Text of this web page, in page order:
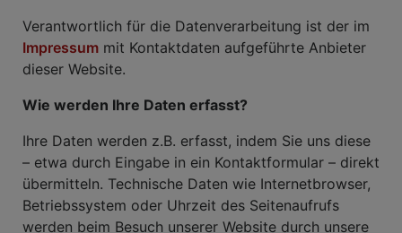
Verantwortlich für die Datenverarbeitung ist der im
Impressum mit Kontaktdaten aufgeführte Anbieter
dieser Website.
Wie werden Ihre Daten erfasst?
Ihre Daten werden z.B. erfasst, indem Sie uns diese
– etwa durch Eingabe in ein Kontaktformular – direkt
übermitteln. Technische Daten wie Internetbrowser,
Betriebssystem oder Uhrzeit des Seitenaufrufs
werden beim Besuch unserer Website durch unsere